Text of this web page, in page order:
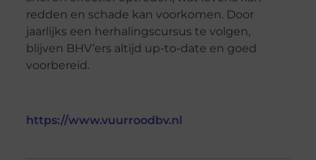
redden en schade kan voorkomen. Door
jaarlijks een herhalingscursus te volgen,
blijven BHV’ers altijd up-to-date en goed
voorbereid.
https://www.vuurroodbv.nl